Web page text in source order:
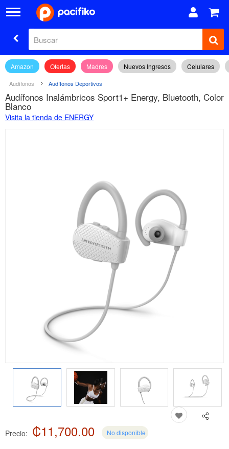
Amazon Ofertas Madres Nuevos Ingresos Celulares
Audífonos Audífonos Deportivos
Audífonos Inalámbricos Sport1+ Energy, Bluetooth, Color
Blanco
Visita la tienda de ENERGY
Precio: ₡11,700.00 No disponible